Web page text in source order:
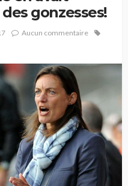
gonzesses!
Aucun commentaire